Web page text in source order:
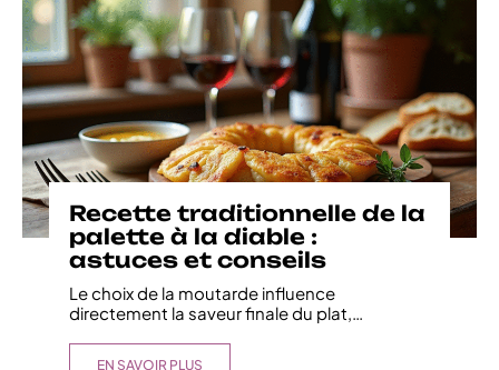
Recette traditionnelle de la
palette à la diable :
astuces et conseils
Le choix de la moutarde influence
directement la saveur finale du plat,
EN SAVOIR PLUS